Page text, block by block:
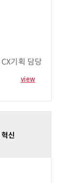
기획 담당
view
신